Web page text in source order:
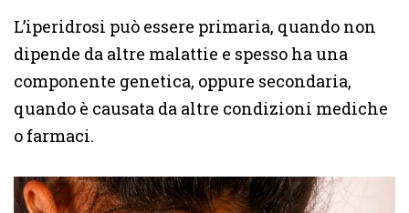
L’iperidrosi può essere primaria, quando non
dipende da altre malattie e spesso ha una
componente genetica, oppure secondaria,
quando è causata da altre condizioni mediche
o farmaci.